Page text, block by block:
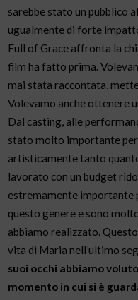
sarebbe stato un pubblico
ugualmente di forte
Full of Grace affronta la
film ha fatto prima.
mai stata raccontata,
Volevamo anche ottenere
Dal casting, alle
stato molto importante
artisticamente tanto
lavorato con un budget
estremamente importante
questo genere e sono
abbiamo realizzato.
vita di Maria nell’ultimo
suoi occhi abbiamo
momento in cui si è